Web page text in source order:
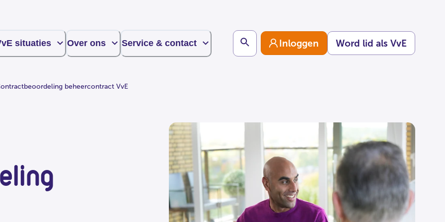
situaties Over ons Service & contact Search Inloggen Word lid als VvE
beheercontract VvE